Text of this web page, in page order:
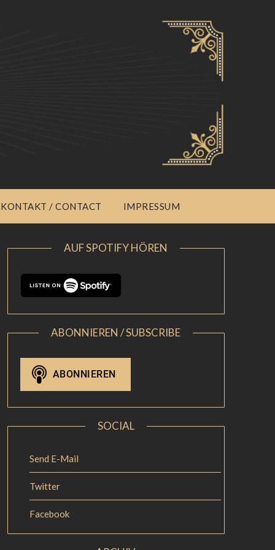
KONTAKT / CONTACT IMPRESSUM
AUF SPOTIFY HÖREN
ABONNIEREN / SUBSCRIBE
SOCIAL
Send E-Mail
Twitter
Facebook